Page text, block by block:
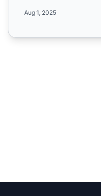
Aug 1, 2025